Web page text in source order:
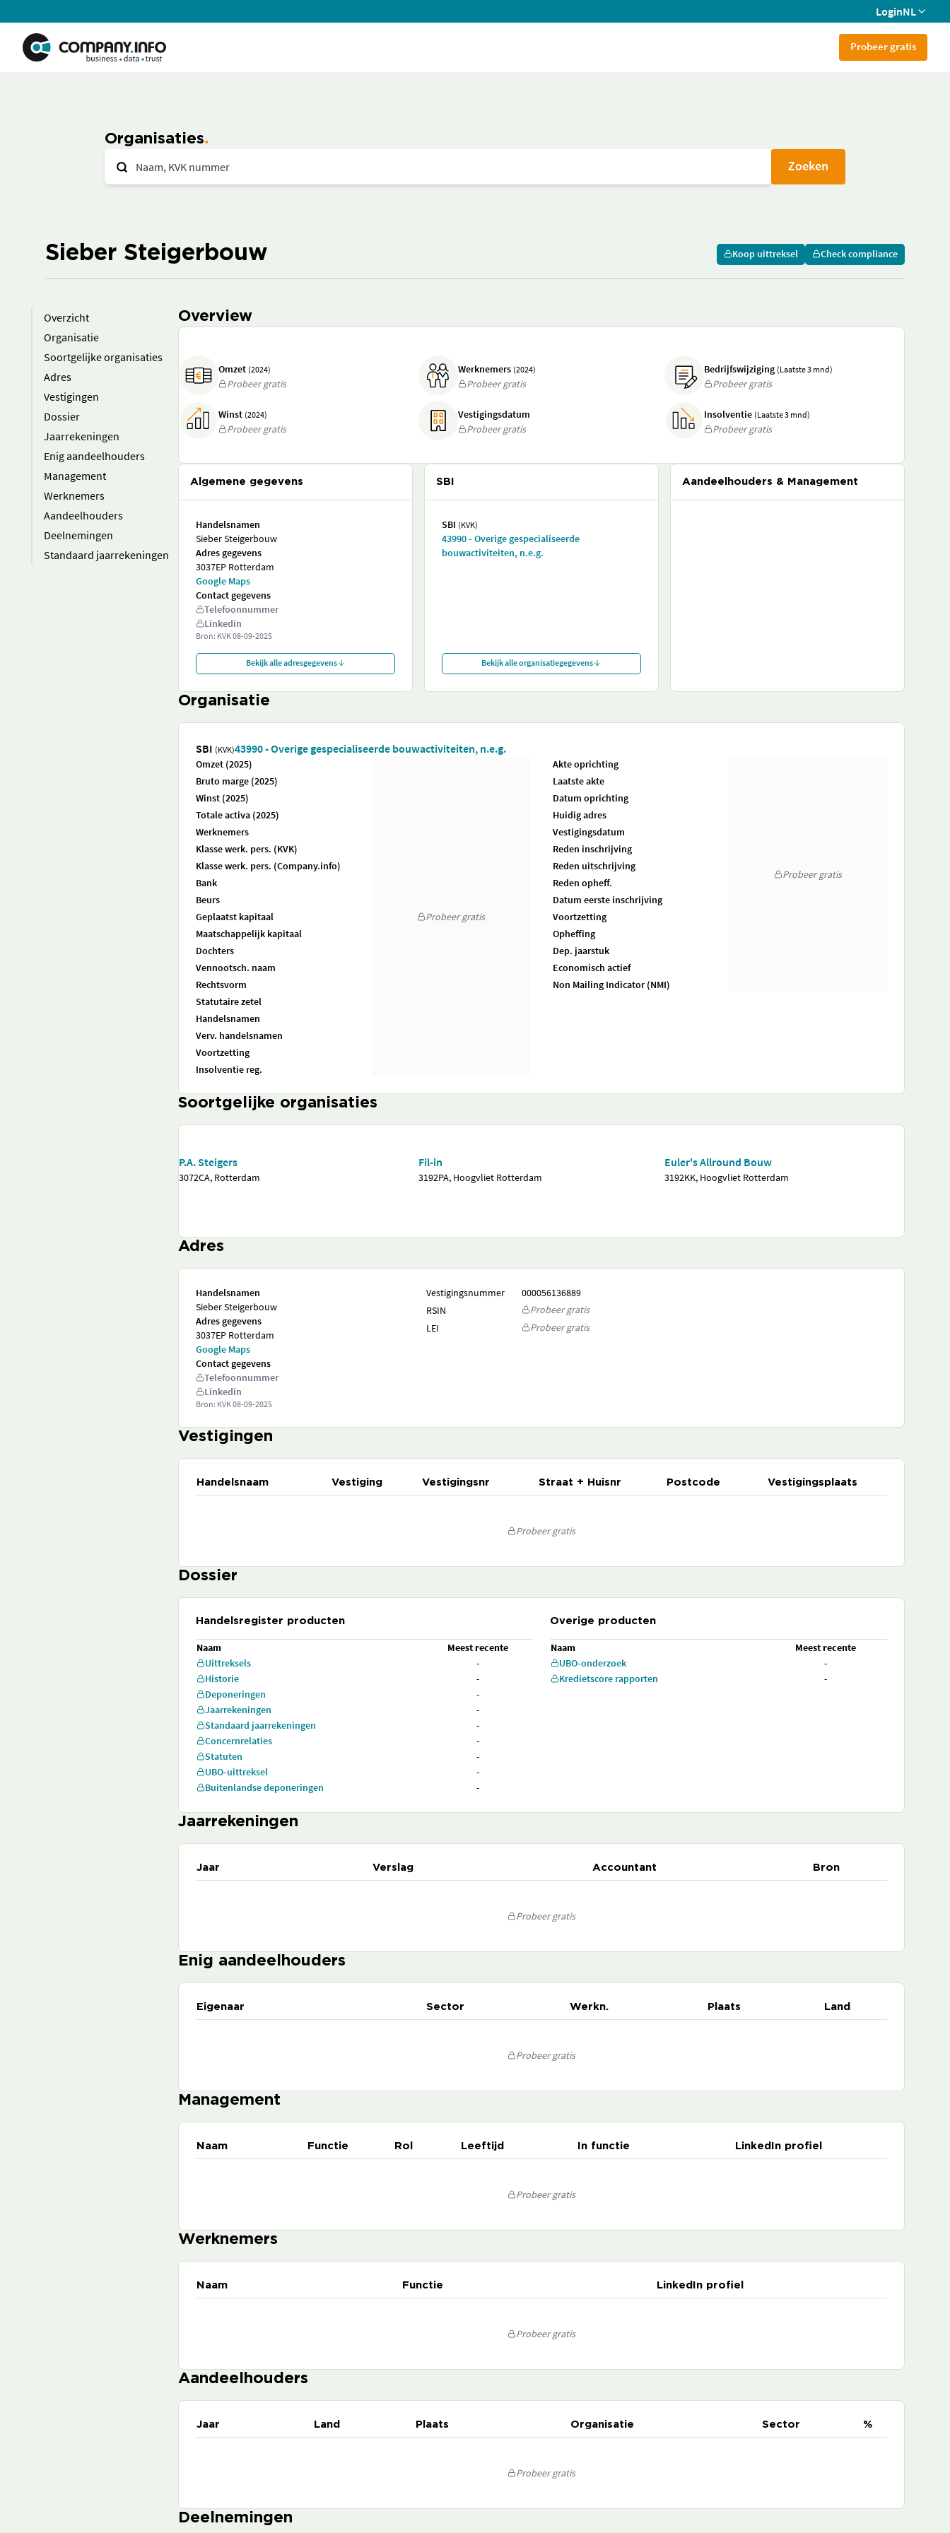
LoginNL
Probeer gratis
Organisaties
Zoeken
Sieber Steigerbouw Koop uittreksel Check compliance
Overzicht
Organisatie
Soortgelijke organisaties
Adres
Vestigingen
Dossier
Jaarrekeningen
Enig aandeelhouders
Management
Werknemers
Aandeelhouders
Deelnemingen
Standaard jaarrekeningen
Overview
Omzet (2024)
Probeer gratis
Werknemers (2024)
Probeer gratis
Bedrijfswijziging (Laatste 3 mnd)
Probeer gratis
Winst (2024)
Probeer gratis
Vestigingsdatum
Probeer gratis
Insolventie (Laatste 3 mnd)
Probeer gratis
Algemene gegevens
Handelsnamen
Sieber Steigerbouw
Adres gegevens
3037EP Rotterdam
Google Maps
Contact gegevens
Telefoonnummer
Linkedin
Bron: KVK08-09-2025
Bekijk alle adresgegevens
SBI
SBI (KVK)
43990 - Overige gespecialiseerde
bouwactiviteiten, n.e.g.
Bekijk alle organisatiegegevens
Aandeelhouders & Management
Organisatie
SBI (KVK)43990 - Overige gespecialiseerde bouwactiviteiten, n.e.g.
Omzet (2025)
Bruto marge (2025)
Winst (2025)
Totale activa (2025)
Werknemers
Klasse werk. pers. (KVK)
Klasse werk. pers. (Company.info)
Bank
Beurs
Geplaatst kapitaal
Maatschappelijk kapitaal
Dochters
Vennootsch. naam
Rechtsvorm
Statutaire zetel
Handelsnamen
Verv. handelsnamen
Voortzetting
Insolventie reg.
Probeer gratis
Akte oprichting
Laatste akte
Datum oprichting
Huidig adres
Vestigingsdatum
Reden inschrijving
Reden uitschrijving
Reden opheff.
Datum eerste inschrijving
Voortzetting
Opheffing
Dep. jaarstuk
Economisch actief
Non Mailing Indicator (NMI)
Probeer gratis
Soortgelijke organisaties
P.A. Steigers
3072CA, Rotterdam
Fil-in
3192PA, Hoogvliet Rotterdam
Euler's Allround Bouw
3192KK, Hoogvliet Rotterdam
Adres
Handelsnamen
Sieber Steigerbouw
Adres gegevens
3037EP Rotterdam
Google Maps
Contact gegevens
Telefoonnummer
Linkedin
Bron: KVK08-09-2025
Vestigingsnummer
000056136889
RSIN
Probeer gratis
LEI
Probeer gratis
Vestigingen
Handelsnaam Vestiging Vestigingsnr Straat + Huisnr Postcode Vestigingsplaats
Probeer gratis
Dossier
Handelsregister producten
Naam
Meest recente
Uittreksels
-
Historie
-
Deponeringen
-
Jaarrekeningen
-
Standaard jaarrekeningen
-
Concernrelaties
-
Statuten
-
UBO-uittreksel
-
Buitenlandse deponeringen
-
Overige producten
Naam
Meest recente
UBO-onderzoek
-
Kredietscore rapporten
-
Jaarrekeningen
Jaar Verslag Accountant Bron
Probeer gratis
Enig aandeelhouders
Eigenaar Sector Werkn. Plaats Land
Probeer gratis
Management
Naam Functie Rol Leeftijd In functie LinkedIn profiel
Probeer gratis
Werknemers
Naam Functie LinkedIn profiel
Probeer gratis
Aandeelhouders
Jaar Land Plaats Organisatie Sector %
Probeer gratis
Deelnemingen